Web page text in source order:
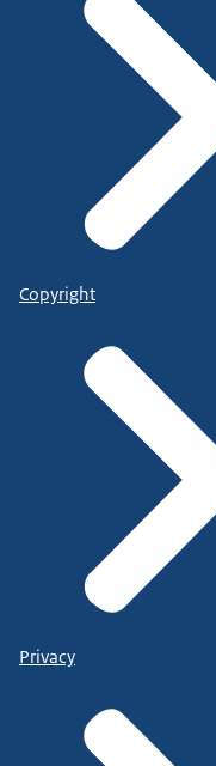
Copyright
Privacy